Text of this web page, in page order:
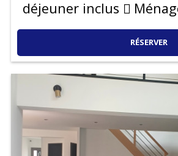
déjeuner inclus
RÉSERVER